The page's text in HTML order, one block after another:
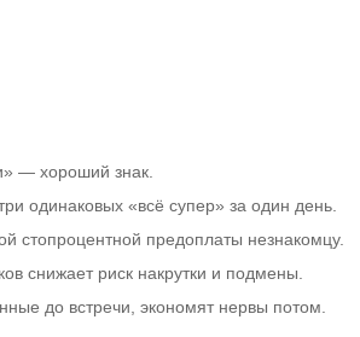
— хороший знак.
одинаковых «всё супер» за один день.
стопроцентной предоплаты незнакомцу.
снижает риск накрутки и подмены.
до встречи, экономят нервы потом.